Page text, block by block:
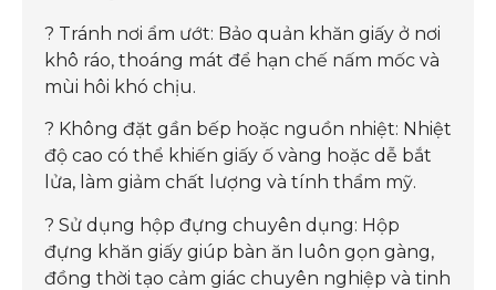
? Tránh nơi ẩm ướt: Bảo quản khăn giấy ở nơi
khô ráo, thoáng mát để hạn chế nấm mốc và
mùi hôi khó chịu.
? Không đặt gần bếp hoặc nguồn nhiệt: Nhiệt
độ cao có thể khiến giấy ố vàng hoặc dễ bắt
lửa, làm giảm chất lượng và tính thẩm mỹ.
? Sử dụng hộp đựng chuyên dụng: Hộp
đựng khăn giấy giúp bàn ăn luôn gọn gàng,
đồng thời tạo cảm giác chuyên nghiệp và tinh